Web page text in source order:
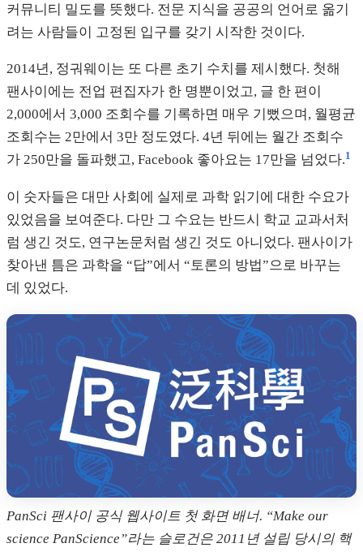
커뮤니티 밀도를 뜻했다. 전문 지식을 공공의 언어로 옮기
려는 사람들이 고정된 입구를 갖기 시작한 것이다.
2014년, 정궈웨이는 또 다른 초기 수치를 제시했다. 첫해
팬사이에는 전업 편집자가 한 명뿐이었고, 글 한 편이
2,000에서 3,000 조회수를 기록하면 매우 기뻤으며, 월평균
조회수는 2만에서 3만 정도였다. 4년 뒤에는 월간 조회수
가 250만을 돌파했고, Facebook 좋아요는 17만을 넘었다.1
이 숫자들은 대만 사회에 실제로 과학 읽기에 대한 수요가
있었음을 보여준다. 다만 그 수요는 반드시 학교 교과서처
럼 생긴 것도, 연구논문처럼 생긴 것도 아니었다. 팬사이가
찾아낸 틈은 과학을 “답”에서 “토론의 방법”으로 바꾸는
데 있었다.
PanSci 팬사이 공식 웹사이트 첫 화면 배너. “Make our
science PanScience”라는 슬로건은 2011년 설립 당시의 핵